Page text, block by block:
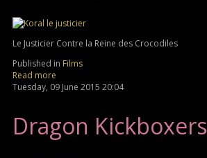
Le Justicier Contre la Reine des Crocodiles
Published in Films
Read more
Tuesday, 09 June 2015 20:04
Dragon Kickboxers